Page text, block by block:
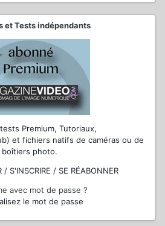
et Tests indépendants
Premium, Tutoriaux,
et fichiers natifs de caméras ou de
boîtiers photo.
/ S'INSCRIRE / SE RÉABONNER
avec mot de passe ?
le mot de passe